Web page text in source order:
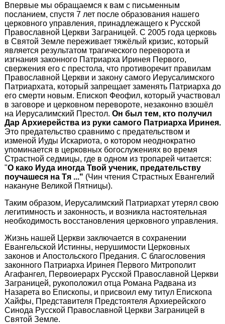
Впервые мы обращаемся к вам с письменным
посланием, спустя 7 лет после образования нашего
церковного управления, принадлежащего к Русской
Православной Церкви Заграницей. С 2005 года церковь
в Святой Земле переживает тяжёлый кризис, который
является результатом трагического переворота и
изгнания законного Патриарха Иринея Первого,
свержения его с престола, что противоречит правилам
Православной Церкви и закону самого Иерусалимского
Патриархата, который запрещает заменять Патриарха до
его смерти новым. Епископ Феофил, который участвовал
в заговоре и церковном перевороте, незаконно взошёл
на Иерусалимский Престол. Он был тем, кто получил
Дар Архиерейства из руки самого Патриарха Иринея.
Это предательство сравнимо с предательством и
изменой Иуды Искариота, о котором неоднократно
упоминается в церковных богослужениях во время
Страстной седмицы, где в одном из тропарей читается:
"О како Иуда иногда Твой ученик, предательству
поучашеся на Тя ..." (Чин чтения Страстных Евангелий
накануне Великой Пятницы).
Таким образом, Иерусалимский Патриархат утерял свою
легитимность и законность, и возникла настоятельная
необходимость восстановления церковного управления.
Жизнь нашей Церкви заключается в сохранении
Евангельской Истинны, нерушимости Церковных
законов и Апостольского Предания. С благословения
законного Патриарха Иринея Первого Митрополит
Агафангел, Первоиерарх Русской Православной Церкви
Заграницей, рукоположил отца Романа Радвана из
Назарета во Епископы, и присвоил ему титул Епископа
Хайфы, Представителя Предстоятеля Архиерейского
Синода Русской Православной Церкви Заграницей в
Святой Земле.